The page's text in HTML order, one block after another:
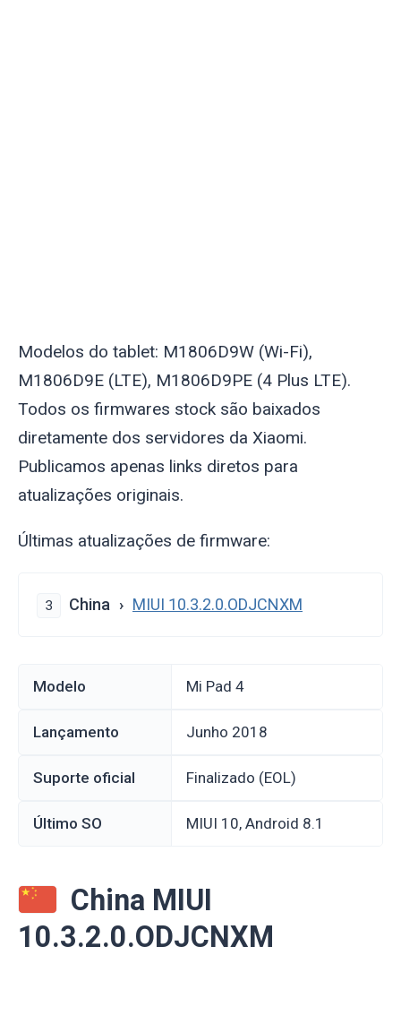
Modelos do tablet: M1806D9W (Wi-Fi),
M1806D9E (LTE), M1806D9PE (4 Plus LTE).
Todos os firmwares stock são baixados
diretamente dos servidores da Xiaomi.
Publicamos apenas links diretos para
atualizações originais.
Últimas atualizações de firmware:
3 China MIUI 10.3.2.0.ODJCNXM
Modelo Mi Pad 4
Lançamento junho 2018
Suporte oficial Finalizado (EOL)
Último SO MIUI 10, Android 8.1
China MIUI
10.3.2.0.ODJCNXM